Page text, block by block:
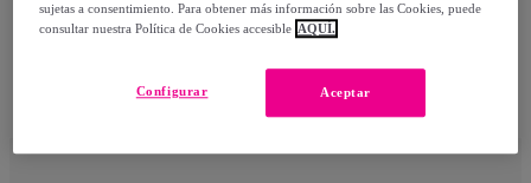
sujetas a consentimiento. Para obtener más información sobre las Cookies, puede
consultar nuestra Política de Cookies accesible AQUÍ.
Aceptar
Configurar